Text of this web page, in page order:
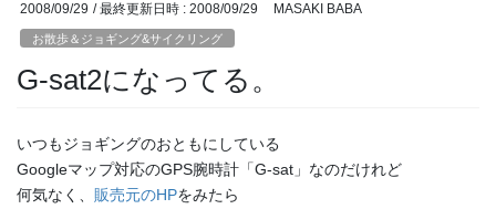
2008/09/29 / 最終更新日時 : 2008/09/29 MASAKI BABA
お散歩＆ジョギング&サイクリング
G-sat2になってる。
いつもジョギングのおともにしている
Googleマップ対応のGPS腕時計「G-sat」なのだけれど
何気なく、 販売元のHPをみたら